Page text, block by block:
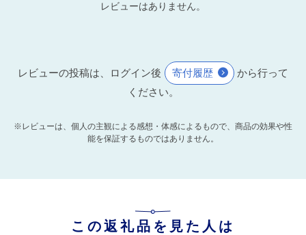
レビューはありません。
レビューの投稿は、ログイン後 寄付履歴
から行って
ください。
※レビューは、個人の主観による感想・体感によるもので、商品の効果や性
能を保証するものではありません。
この返礼品を見た人は